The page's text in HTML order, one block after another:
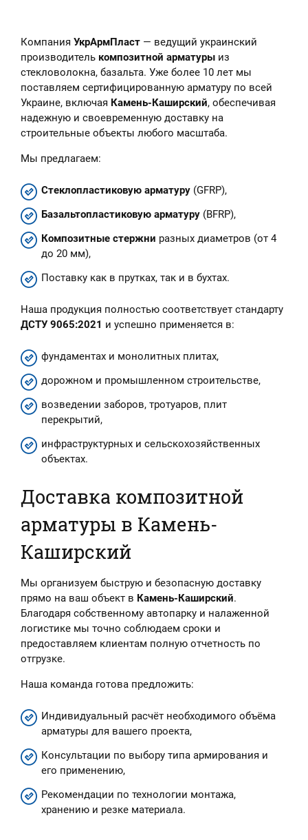
Компания УкрАрмПласт — ведущий украинский
производитель композитной арматуры из
стекловолокна, базальта. Уже более 10 лет мы
поставляем сертифицированную арматуру по всей
Украине, включая Камень-Каширский, обеспечивая
надежную и своевременную доставку на
строительные объекты любого масштаба.
Мы предлагаем:
Стеклопластиковую арматуру (GFRP),
Базальтопластиковую арматуру (BFRP),
Композитные стержни разных диаметров (от 4
до 20 мм),
Поставку как в прутках, так и в бухтах.
Наша продукция полностью соответствует стандарту
ДСТУ 9065:2021 и успешно применяется в:
фундаментах и монолитных плитах,
дорожном и промышленном строительстве,
возведении заборов, тротуаров, плит
перекрытий,
инфраструктурных и сельскохозяйственных
объектах.
Доставка композитной
арматуры в Камень-
Каширский
Мы организуем быструю и безопасную доставку
прямо на ваш объект в Камень-Каширский.
Благодаря собственному автопарку и налаженной
логистике мы точно соблюдаем сроки и
предоставляем клиентам полную отчетность по
отгрузке.
Наша команда готова предложить:
Индивидуальный расчёт необходимого объёма
арматуры для вашего проекта,
Консультации по выбору типа армирования и
его применению,
Рекомендации по технологии монтажа,
хранению и резке материала.